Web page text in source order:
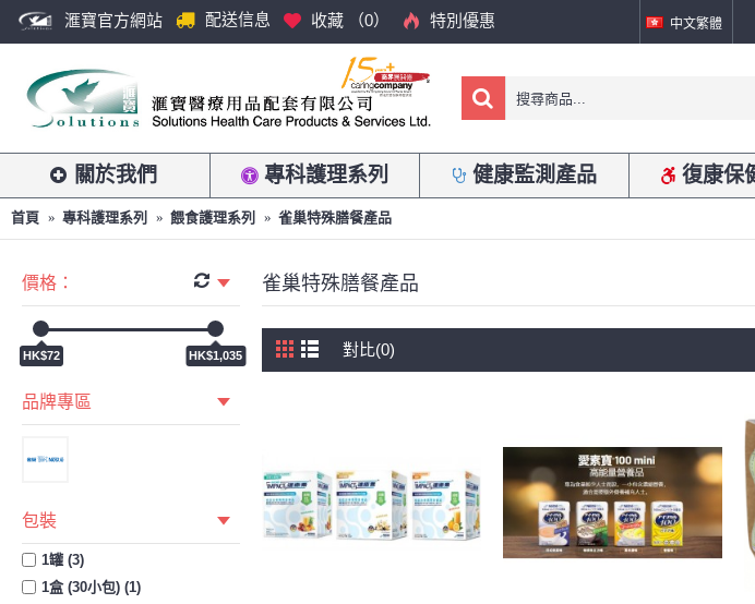
滙寶官方網站 配送信息 收藏 （0） 特別優惠 中文繁體
關於我們 專科護理系列 健康監測產品 復康保
首頁 專科護理系列 餵食護理系列 雀巢特殊膳餐產品
價格：
HK$72 HK$1,035
品牌專區
包裝
1罐 (3)
1盒 (30小包) (1)
雀巢特殊膳餐產品
對比(0)